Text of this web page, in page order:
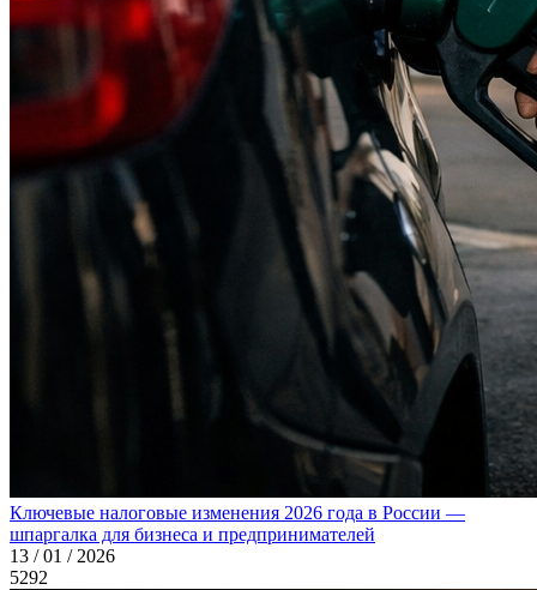
Ключевые налоговые изменения 2026 года в России —
шпаргалка для бизнеса и предпринимателей
13 / 01 / 2026
5292